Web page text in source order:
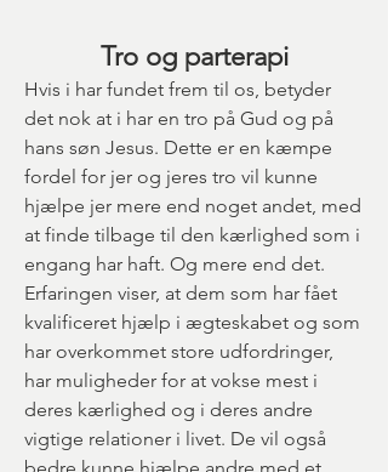
Tro og parterapi
Hvis i har fundet frem til os, betyder
det nok at i har en tro på Gud og på
hans søn Jesus. Dette er en kæmpe
fordel for jer og jeres tro vil kunne
hjælpe jer mere end noget andet, med
at finde tilbage til den kærlighed som i
engang har haft. Og mere end det.
Erfaringen viser, at dem som har fået
kvalificeret hjælp i ægteskabet og som
har overkommet store udfordringer,
har muligheder for at vokse mest i
deres kærlighed og i deres andre
vigtige relationer i livet. De vil også